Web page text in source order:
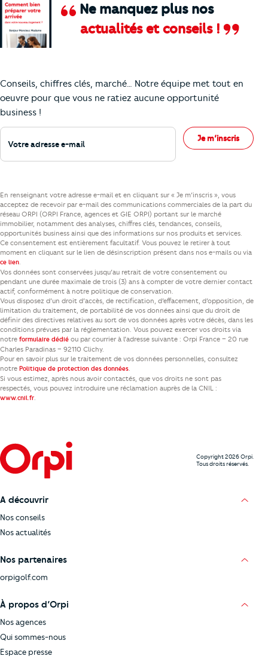
Ne manquez plus nos
actualités et conseils !
Conseils, chiffres clés, marché… Notre équipe met tout en
oeuvre pour que vous ne ratiez aucune opportunité
business !
Votre adresse e-mail
Je m’inscris
En renseignant votre adresse e-mail et en cliquant sur « Je m’inscris », vous
acceptez de recevoir par e-mail des communications commerciales de la part du
réseau ORPI (ORPI France, agences et GIE ORPI) portant sur le marché
immobilier, notamment des analyses, chiffres clés, tendances, conseils,
opportunités business ainsi que des informations sur nos produits et services.
Ce consentement est entièrement facultatif. Vous pouvez le retirer à tout
moment en cliquant sur le lien de désinscription présent dans nos e-mails ou via
ce lien.
Vos données sont conservées jusqu’au retrait de votre consentement ou
pendant une durée maximale de trois (3) ans à compter de votre dernier contact
actif, conformément à notre politique de conservation.
Vous disposez d’un droit d’accès, de rectification, d’effacement, d’opposition, de
limitation du traitement, de portabilité de vos données ainsi que du droit de
définir des directives relatives au sort de vos données après votre décès, dans les
conditions prévues par la réglementation. Vous pouvez exercer vos droits via
notre formulaire dédié ou par courrier à l’adresse suivante : Orpi France – 20 rue
Charles Paradinas – 92110 Clichy.
Pour en savoir plus sur le traitement de vos données personnelles, consultez
notre Politique de protection des données.
Si vous estimez, après nous avoir contactés, que vos droits ne sont pas
respectés, vous pouvez introduire une réclamation auprès de la CNIL :
www.cnil.fr.
Copyright 2026 Orpi.
Tous droits réservés.
A découvrir
Nos conseils
Nos actualités
Nos partenaires
orpigolf.com
À propos d’Orpi
Nos agences
Qui sommes-nous
Espace presse